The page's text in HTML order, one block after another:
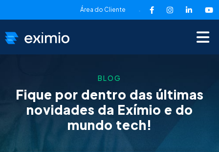
Área do Cliente -
BLOG
Fique por dentro das últimas
novidades da Exímio e do
mundo tech!